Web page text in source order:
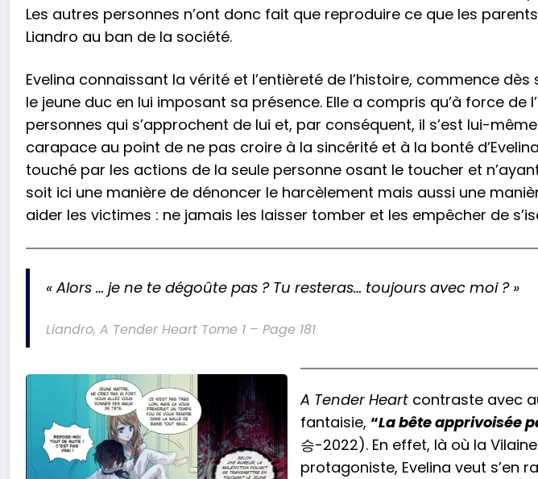
Les autres personnes n’ont donc fait que reproduire ce que les
Liandro au ban de la société.
Evelina connaissant la vérité et l’entièreté de l’histoire, commence
le jeune duc en lui imposant sa présence. Elle a compris qu’à force de
personnes qui s’approchent de lui et, par conséquent, il s’est lui-
carapace au point de ne pas croire à la sincérité et à la bonté
touché par les actions de la seule personne osant le toucher et
soit ici une manière de dénoncer le harcèlement mais aussi une
aider les victimes : ne jamais les laisser tomber et les empêcher de
« Alors … je ne te dégoûte pas ? Tu resteras… toujours avec moi ? »
Liandro, A Tender Heart Tome 1 – Page 181
A Tender Heart contraste avec
fantaisie, “La bête apprivoisée
승-2022). En effet, là où la
protagoniste, Evelina veut s’en